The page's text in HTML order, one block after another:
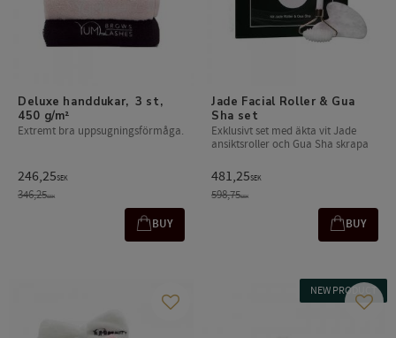
Deluxe handdukar,  3 st,
450 g/m²
Extremt bra uppsugningsförmåga.
246,25SEK
346,25SEK
BUY
Jade Facial Roller & Gua
Sha set
Exklusivt set med äkta vit Jade
ansiktsroller och Gua Sha skrapa
481,25SEK
598,75SEK
BUY
Add to favorites
NEW PRODUCT
Add